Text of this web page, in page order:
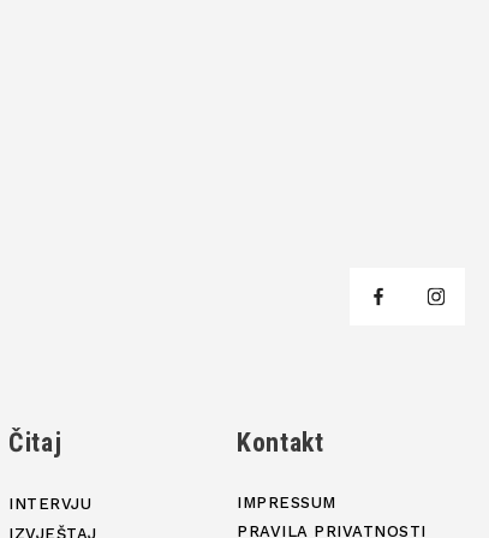
Čitaj
INTERVJU
IZVJEŠTAJ
Kontakt
IMPRESSUM
PRAVILA PRIVATNOSTI